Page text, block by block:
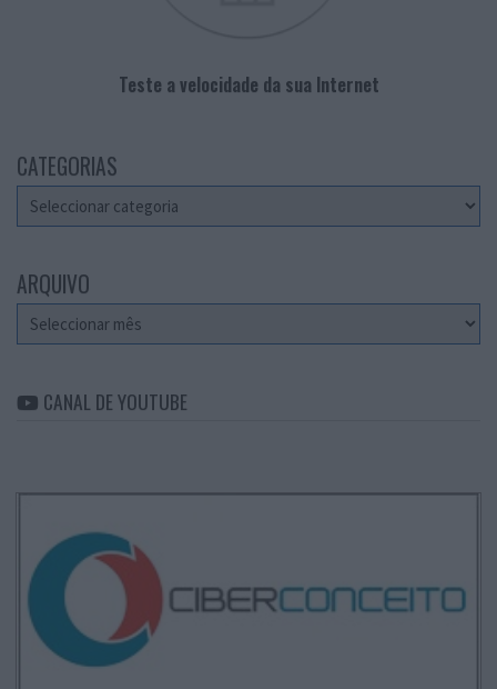
Teste a velocidade da sua Internet
CATEGORIAS
Categorias
ARQUIVO
Arquivo
CANAL DE YOUTUBE